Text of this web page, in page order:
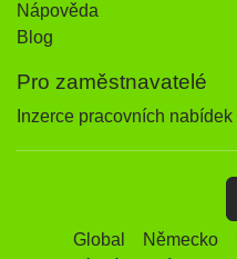
Nápověda
Blog
Pro zaměstnavatelé
Inzerce pracovních nabídek
Global Německo